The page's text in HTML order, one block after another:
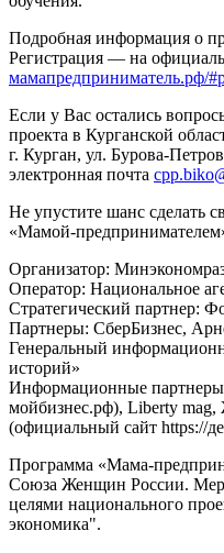
Подробная информация о
Регистрация — на
мамапредприниматель.рф/
Если у Вас остались
проекта в Курганской
г. Курган, ул. Бурова-
электронная почта
Не упустите шанс сделать
«Мамой-
Организатор:
Оператор: Национальное
Стратегический партнер:
Партнеры: СберБизнес,
Генеральный
историй»
Информационные
мойбизнес.рф), Liberty
(официальный сайт https://
Программа «Мама-
Союза Женщин России.
целями национального
экономика".